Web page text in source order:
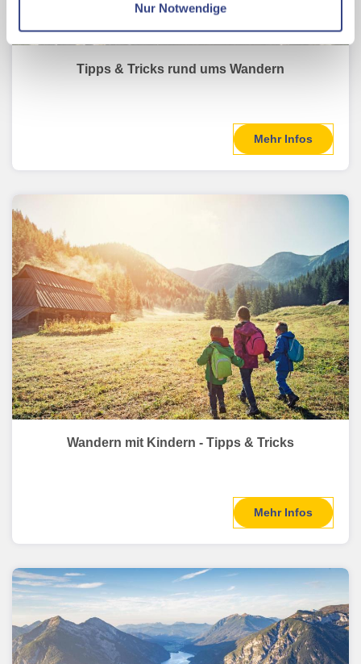
Mit Klick auf "Alles erlauben" stimmen Sie der
Verwendung der Cookies & Plugins auf unseren
Webseiten zu.
Nur Notwendige
Tipps & Tricks rund ums Wandern
Mehr Infos
Wandern mit Kindern - Tipps & Tricks
Mehr Infos